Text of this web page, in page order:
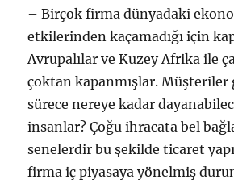
– Birçok firma dünyadaki
etkilerinden kaçamadığı için
Avrupalılar ve Kuzey Afrika ile
çoktan kapanmışlar. Müşteriler
sürece nereye kadar
insanlar? Çoğu ihracata bel
senelerdir bu şekilde ticaret
firma iç piyasaya yönelmiş